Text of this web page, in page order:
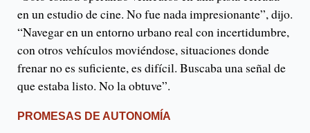
en un estudio de cine. No fue nada impresionante”, dijo.
“Navegar en un entorno urbano real con incertidumbre,
con otros vehículos moviéndose, situaciones donde
frenar no es suficiente, es difícil. Buscaba una señal de
que estaba listo. No la obtuve”.
PROMESAS DE AUTONOMÍA